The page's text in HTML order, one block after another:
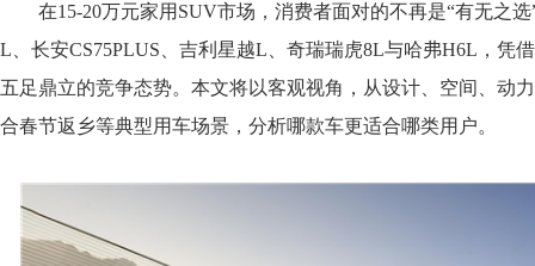
在15-20万元家用SUV市场，消费者面对的不再是“有无之选
L、长安CS75PLUS、吉利星越L、奇瑞瑞虎8L与哈弗H6L，凭
五足鼎立的竞争态势。本文将以客观视角，从设计、空间、动
合春节返乡等典型用车场景，分析哪款车更适合哪类用户。